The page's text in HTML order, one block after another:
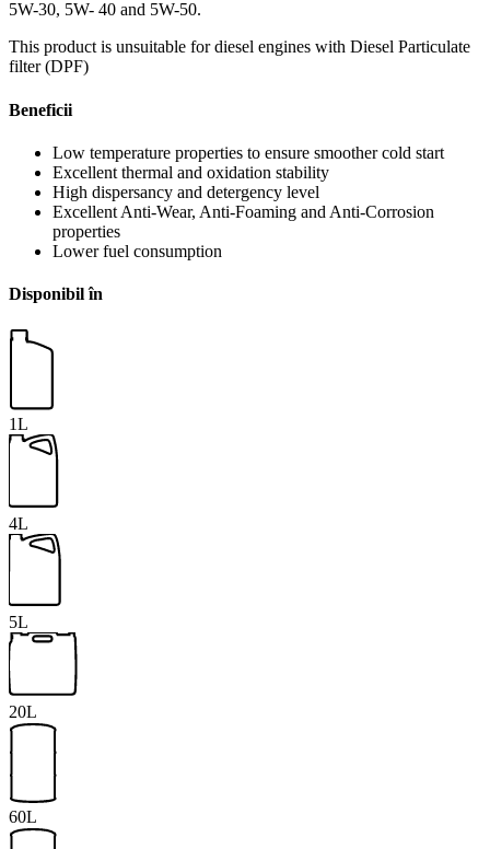
5W-30, 5W- 40 and 5W-50.
This product is unsuitable for diesel engines with Diesel Particulate
filter (DPF)
Beneficii
Low temperature properties to ensure smoother cold start
Excellent thermal and oxidation stability
High dispersancy and detergency level
Excellent Anti-Wear, Anti-Foaming and Anti-Corrosion
properties
Lower fuel consumption
Disponibil în
1L
4L
5L
20L
60L